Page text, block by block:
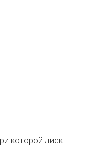
которой диск